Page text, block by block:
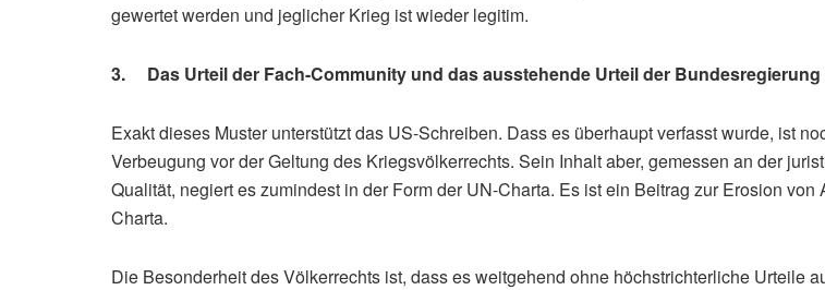
gewertet werden und jeglicher Krieg ist wieder legitim.
3. Das Urteil der Fach-Community und das ausstehende Urteil der Bundesregierung
Exakt dieses Muster unterstützt das US-Schreiben. Dass es überhaupt verfasst wurde, ist
Verbeugung vor der Geltung des Kriegsvölkerrechts. Sein Inhalt aber, gemessen an der
Qualität, negiert es zumindest in der Form der UN-Charta. Es ist ein Beitrag zur Erosion von
Charta.
Die Besonderheit des Völkerrechts ist, dass es weitgehend ohne höchstrichterliche Urteile